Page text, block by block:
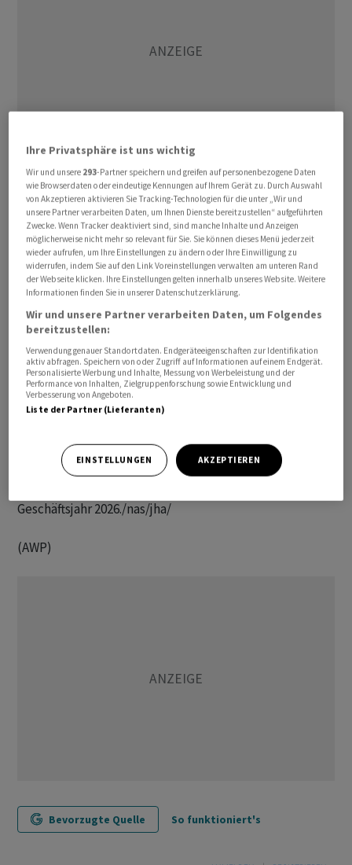
Der operative Kerngewinn stieg im zweiten Quartal um
vier Prozent auf gut vier Milliarden Dollar. Das
bereinigte Ergebnis je Aktie verbesserte sich um
ebenfalls vier Prozent auf 2,20 Dollar und fiel besser
aus, als vom Markt angenommen.
PepsiCo bemüht sich um eine Steigerung des Absatzes
seiner salzigen Snacks und verzeichnete Anfang des
Jahres erste Anzeichen einer Erholung, nachdem das
Unternehmen die Preise für mittelgrosse Packungen
um bis zu 15 Prozent gesenkt hatte, um preisbewusste
Kunden zurückzugewinnen. Im zweiten Quartal musste
Prozent im nordamerikanischen Lebensmittelgeschäft
hinnehmen, während das Absatzvolumen stagnierte.
Geschäftsjahr 2026./nas/jha/
(AWP)
Bevorzugte Quelle So funktioniert's
Ihre Privatsphäre ist uns wichtig
Wir und unsere 293-Partner speichern und greifen auf personenbezogene Daten
wie Browserdaten oder eindeutige Kennungen auf Ihrem Gerät zu. Durch Auswahl
von Akzeptieren aktivieren Sie Tracking-Technologien für die unter „Wir und
unsere Partner verarbeiten Daten, um Ihnen Dienste bereitzustellen“ aufgeführten
Zwecke. Wenn Tracker deaktiviert sind, sind manche Inhalte und Anzeigen
möglicherweise nicht mehr so relevant für Sie. Sie können dieses Menü jederzeit
wieder aufrufen, um Ihre Einstellungen zu ändern oder Ihre Einwilligung zu
widerrufen, indem Sie auf den Link Voreinstellungen verwalten am unteren Rand
der Webseite klicken. Ihre Einstellungen gelten innerhalb unseres Website. Weitere
Informationen finden Sie in unserer Datenschutzerklärung.
Wir und unsere Partner verarbeiten Daten, um Folgendes
bereitzustellen:
Verwendung genauer Standortdaten. Endgeräteeigenschaften zur Identifikation
aktiv abfragen. Speichern von oder Zugriff auf Informationen auf einem Endgerät.
Personalisierte Werbung und Inhalte, Messung von Werbeleistung und der
Performance von Inhalten, Zielgruppenforschung sowie Entwicklung und
Verbesserung von Angeboten.
Liste der Partner (Lieferanten)
EINSTELLUNGEN AKZEPTIEREN